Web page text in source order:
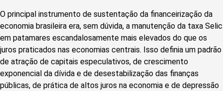
O principal instrumento de sustentação da financeirização da
economia brasileira era, sem dúvida, a manutenção da taxa Selic
em patamares escandalosamente mais elevados do que os
juros praticados nas economias centrais. Isso definia um padrão
de atração de capitais especulativos, de crescimento
exponencial da dívida e de desestabilização das finanças
públicas, de prática de altos juros na economia e de depressão